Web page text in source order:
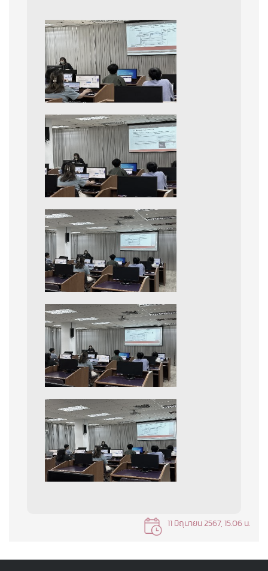
11 มิถุนายน 2567, 15.06 น.